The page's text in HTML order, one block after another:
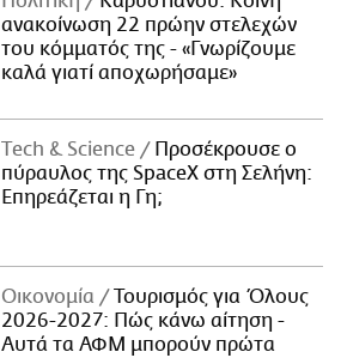
ανακοίνωση 22 πρώην στελεχών
του κόμματός της - «Γνωρίζουμε
καλά γιατί αποχωρήσαμε»
Τech & Science
Προσέκρουσε ο
πύραυλος της SpaceX στη Σελήνη:
Επηρεάζεται η Γη;
Οικονομία
Τουρισμός για Όλους
2026-2027: Πώς κάνω αίτηση -
Αυτά τα ΑΦΜ μπορούν πρώτα